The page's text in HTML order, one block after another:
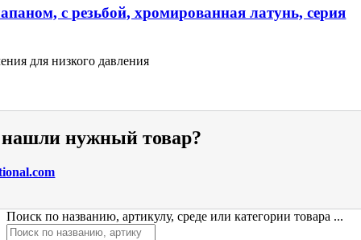
с резьбой, хромированная латунь, серия
для низкого давления
нужный товар?
Поиск по названию, артикулу, среде или категории товара ...